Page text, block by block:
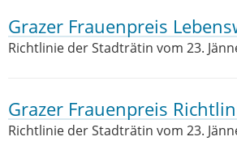
Grazer Frauenpreis
Richtlinie der Stadträtin vom 23.
Grazer Frauenpreis
Richtlinie der Stadträtin vom 23.